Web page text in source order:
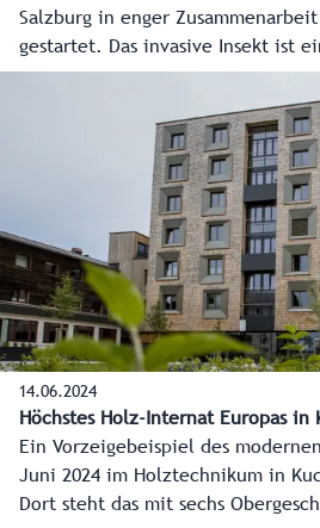
Salzburg in enger
gestartet. Das invasive Insekt ist
Bienenvölker. Es wurde vor
nachgewiesen, in anderen
schon länger aktiv. Vor allem im
Hornisse Jagd auf Bienen und
anrichten. Das Land Salzburg und
zusammen, um eine Ausbreitung
14.06.2024
Höchstes Holz-Internat Europas in
Ein Vorzeigebeispiel des
Juni 2024 im Holztechnikum in
Dort steht das mit sechs